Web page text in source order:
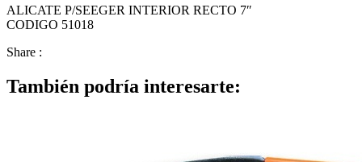
ALICATE P/SEEGER INTERIOR RECTO 7″
CODIGO 51018
Share :
También podría interesarte: